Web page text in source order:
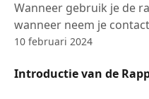
Wanneer gebruik je de
wanneer neem je
10 februari 2024
Introductie van de